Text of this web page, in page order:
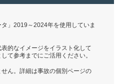
」2019～2024年を使用していま
的なイメージをイラスト化して
て参考までにご活用ください。
ん。詳細は事故の個別ページの